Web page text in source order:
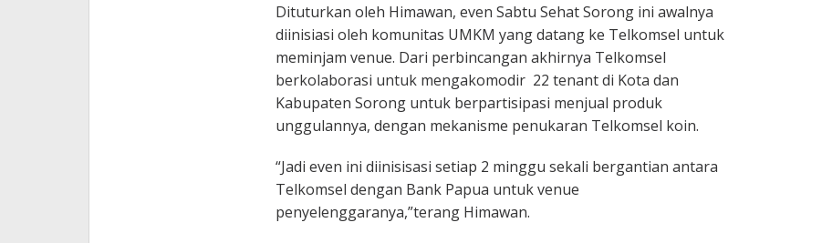
Dituturkan oleh Himawan, even Sabtu Sehat Sorong ini awalnya
diinisiasi oleh komunitas UMKM yang datang ke Telkomsel untuk
meminjam venue. Dari perbincangan akhirnya Telkomsel
berkolaborasi untuk mengakomodir 22 tenant di Kota dan
Kabupaten Sorong untuk berpartisipasi menjual produk
unggulannya, dengan mekanisme penukaran Telkomsel koin.
“Jadi even ini diinisisasi setiap 2 minggu sekali bergantian antara
Telkomsel dengan Bank Papua untuk venue
penyelenggaranya,”terang Himawan.